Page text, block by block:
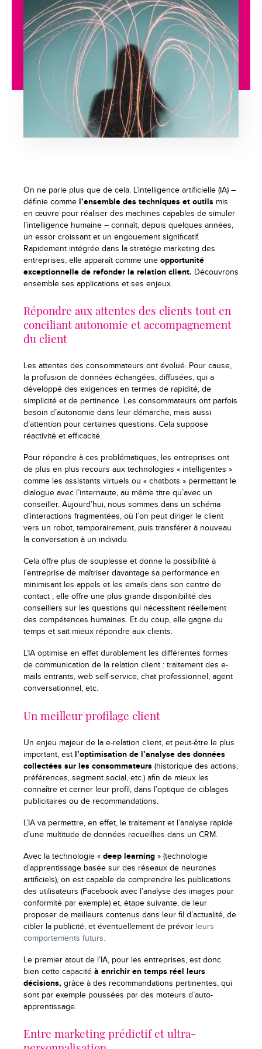
On ne parle plus que de cela. L’intelligence artificielle (IA) –
définie comme l’ensemble des techniques et outils mis
en œuvre pour réaliser des machines capables de simuler
l’intelligence humaine – connaît, depuis quelques années,
un essor croissant et un engouement significatif.
Rapidement intégrée dans la stratégie marketing des
entreprises, elle apparaît comme une opportunité
exceptionnelle de refonder la relation client. Découvrons
ensemble ses applications et ses enjeux.
Répondre aux attentes des clients tout en
conciliant autonomie et accompagnement
du client
Les attentes des consommateurs ont évolué. Pour cause,
la profusion de données échangées, diffusées, qui a
développé des exigences en termes de rapidité, de
simplicité et de pertinence. Les consommateurs ont parfois
besoin d’autonomie dans leur démarche, mais aussi
d’attention pour certaines questions. Cela suppose
réactivité et efficacité.
Pour répondre à ces problématiques, les entreprises ont
de plus en plus recours aux technologies « intelligentes »
comme les assistants virtuels ou « chatbots » permettant le
dialogue avec l’internaute, au même titre qu’avec un
conseiller. Aujourd’hui, nous sommes dans un schéma
d’interactions fragmentées, où l’on peut diriger le client
vers un robot, temporairement, puis transférer à nouveau
la conversation à un individu.
Cela offre plus de souplesse et donne la possibilité à
l’entreprise de maîtriser davantage sa performance en
minimisant les appels et les emails dans son centre de
contact ; elle offre une plus grande disponibilité des
conseillers sur les questions qui nécessitent réellement
des compétences humaines. Et du coup, elle gagne du
temps et sait mieux répondre aux clients.
L’IA optimise en effet durablement les différentes formes
de communication de la relation client : traitement des e-
mails entrants, web self-service, chat professionnel, agent
conversationnel, etc.
Un meilleur profilage client
Un enjeu majeur de la e-relation client, et peut-être le plus
important, est l’optimisation de l’analyse des données
collectées sur les consommateurs (historique des actions,
préférences, segment social, etc.) afin de mieux les
connaître et cerner leur profil, dans l’optique de ciblages
publicitaires ou de recommandations.
L’IA va permettre, en effet, le traitement et l’analyse rapide
d’une multitude de données recueillies dans un CRM.
Avec la technologie « deep learning » (technologie
d’apprentissage basée sur des réseaux de neurones
artificiels), on est capable de comprendre les publications
des utilisateurs (Facebook avec l’analyse des images pour
conformité par exemple) et, étape suivante, de leur
proposer de meilleurs contenus dans leur fil d’actualité, de
cibler la publicité, et éventuellement de prévoir leurs
comportements futurs.
Le premier atout de l’IA, pour les entreprises, est donc
bien cette capacité à enrichir en temps réel leurs
décisions, grâce à des recommandations pertinentes, qui
sont par exemple poussées par des moteurs d’auto-
apprentissage.
Entre marketing prédictif et ultra-